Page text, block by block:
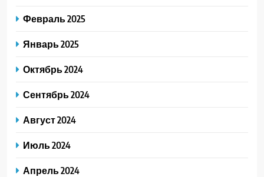
Февраль 2025
Январь 2025
Октябрь 2024
Сентябрь 2024
Август 2024
Июль 2024
Апрель 2024